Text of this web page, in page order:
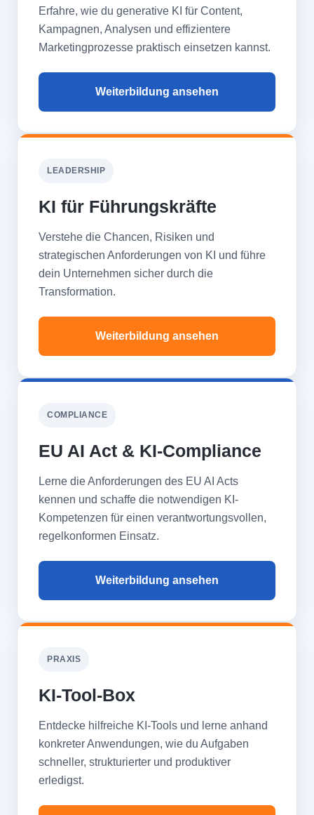
Erfahre, wie du generative KI für Content,
Kampagnen, Analysen und effizientere
Marketingprozesse praktisch einsetzen kannst.
Weiterbildung ansehen
LEADERSHIP
KI für Führungskräfte
Verstehe die Chancen, Risiken und
strategischen Anforderungen von KI und führe
dein Unternehmen sicher durch die
Transformation.
Weiterbildung ansehen
COMPLIANCE
EU AI Act & KI-Compliance
Lerne die Anforderungen des EU AI Acts
kennen und schaffe die notwendigen KI-
Kompetenzen für einen verantwortungsvollen,
regelkonformen Einsatz.
Weiterbildung ansehen
PRAXIS
KI-Tool-Box
Entdecke hilfreiche KI-Tools und lerne anhand
konkreter Anwendungen, wie du Aufgaben
schneller, strukturierter und produktiver
erledigst.